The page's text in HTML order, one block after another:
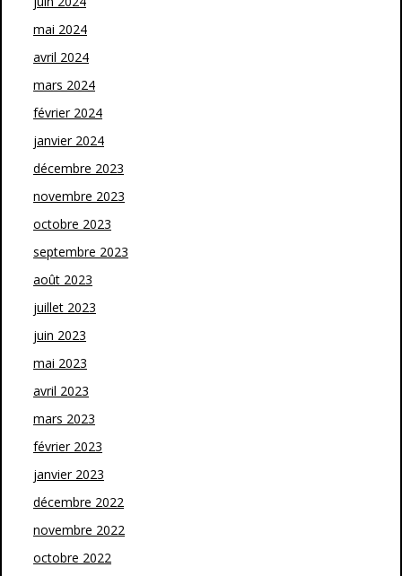
mai 2024
avril 2024
mars 2024
février 2024
janvier 2024
décembre 2023
novembre 2023
octobre 2023
septembre 2023
août 2023
juillet 2023
juin 2023
mai 2023
avril 2023
mars 2023
février 2023
janvier 2023
décembre 2022
novembre 2022
octobre 2022